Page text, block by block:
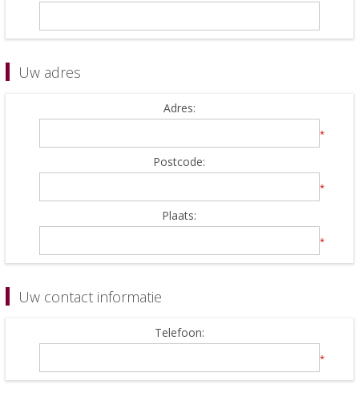
Uw adres
Adres:
*
Postcode:
*
Plaats:
*
Uw contact informatie
Telefoon:
*